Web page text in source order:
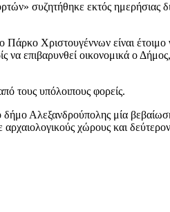
συζητήθηκε εκτός ημερήσιας
Χριστουγέννων είναι έτοιμο
να επιβαρυνθεί οικονομικά ο
τους υπόλοιπους φορείς.
Αλεξανδρούπολης μία
χώρους και δεύτερον